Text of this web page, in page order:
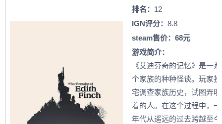
排名： 12
IGN评分： 8.8
steam售价：68元
游戏简介：
《艾迪芬奇的记忆》是一
个家族的种种怪谈。玩家
宅调查家族历史，试图弄
着的人。在这个过程中，
年代从遥远的过去跨越至